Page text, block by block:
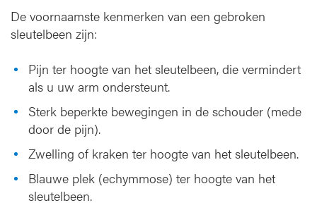
De voornaamste kenmerken van een gebroken
sleutelbeen zijn:
Pijn ter hoogte van het sleutelbeen, die vermindert
als u uw arm ondersteunt.
Sterk beperkte bewegingen in de schouder (mede
door de pijn).
Zwelling of kraken ter hoogte van het sleutelbeen.
Blauwe plek (echymmose) ter hoogte van het
sleutelbeen.